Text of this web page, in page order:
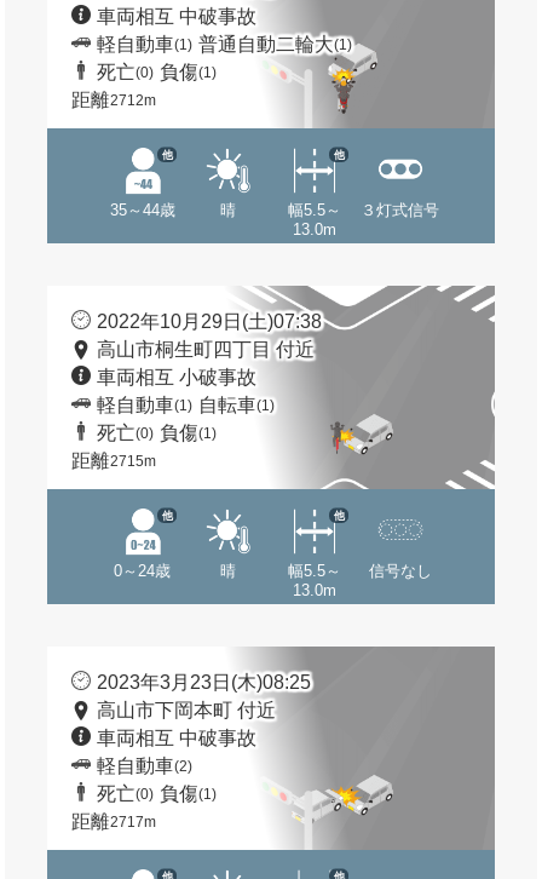
車両相互 中破事故
軽自動車(1) 普通自動二輪大(1)
死亡(0) 負傷(1)
距離2712m
35～44歳
他
晴
幅5.5～
13.0m
他
３灯式信号
2022年10月29日(土)07:38
高山市桐生町四丁目 付近
車両相互 小破事故
軽自動車(1) 自転車(1)
死亡(0) 負傷(1)
距離2715m
0～24歳
他
晴
幅5.5～
13.0m
他
信号なし
2023年3月23日(木)08:25
高山市下岡本町 付近
車両相互 中破事故
軽自動車(2)
死亡(0) 負傷(1)
距離2717m
他 他